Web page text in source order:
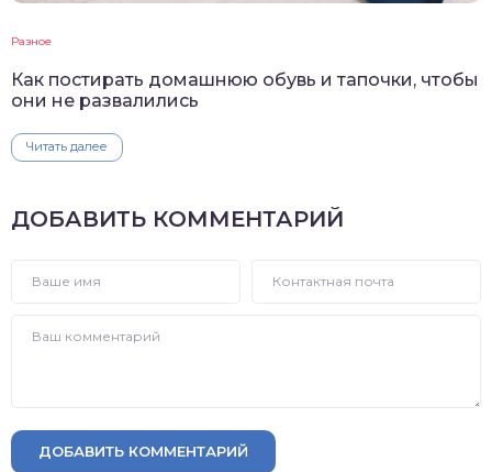
Разное
Как постирать домашнюю обувь и тапочки, чтобы
они не развалились
Читать далее
ДОБАВИТЬ КОММЕНТАРИЙ
ДОБАВИТЬ КОММЕНТАРИЙ